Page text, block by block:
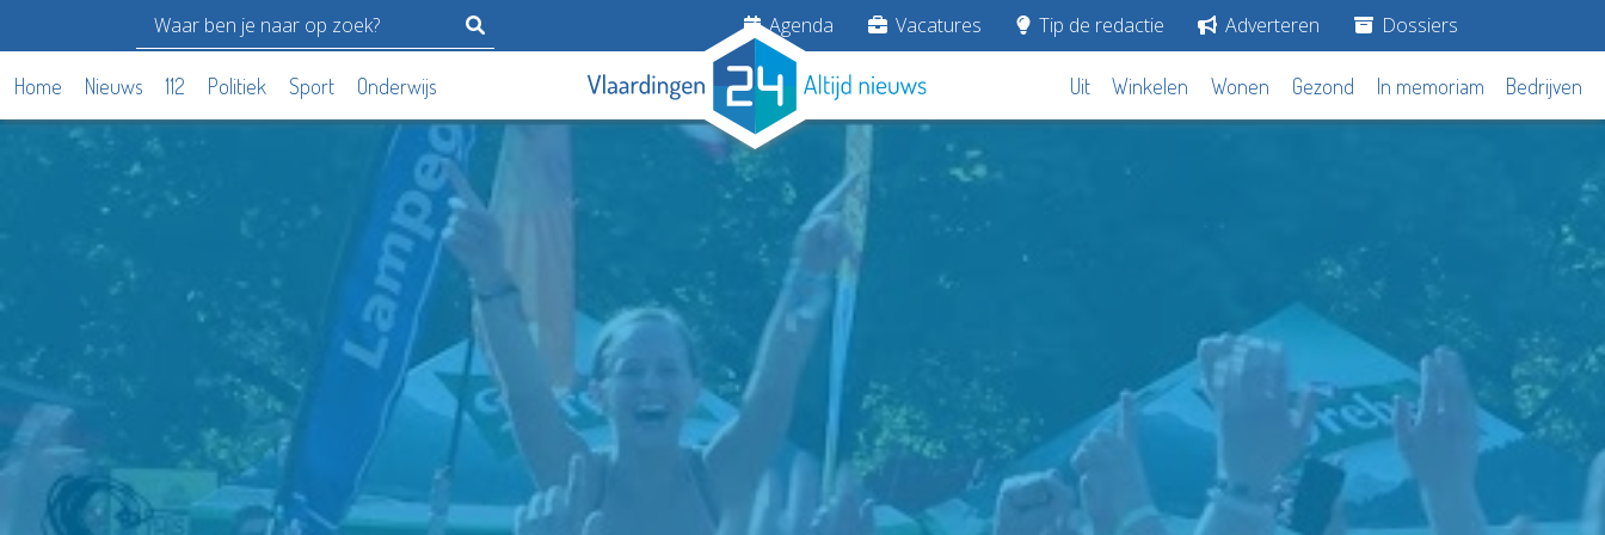
Agenda Vacatures Tip de redactie Adverteren Dossiers
Home Nieuws 112 Politiek Sport Onderwijs Uit Winkelen Wonen Gezond In memoriam Bedrijven